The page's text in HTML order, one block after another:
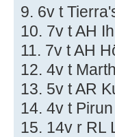
9. 6v t
10. 7v t AH
11. 7v t AH
12. 4v t
13. 5v t AR
14. 4v t
15. 14v r RL